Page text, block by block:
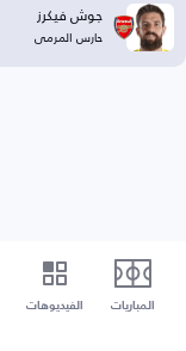
جوش فيكرز
حارس المرمى
المباريات الفيديوهات